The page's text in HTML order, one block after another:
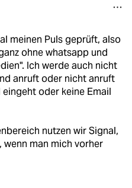
meinen Puls geprüft, also
ohne whatsapp und
Ich werde auch nicht
anruft oder nicht anruft
oder keine Email
nutzen wir Signal,
wenn man mich vorher